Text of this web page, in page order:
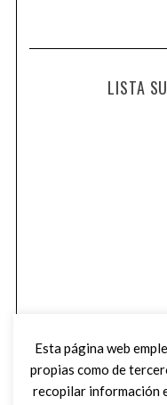
LISTA
Esta página web
propias como de
recopilar información